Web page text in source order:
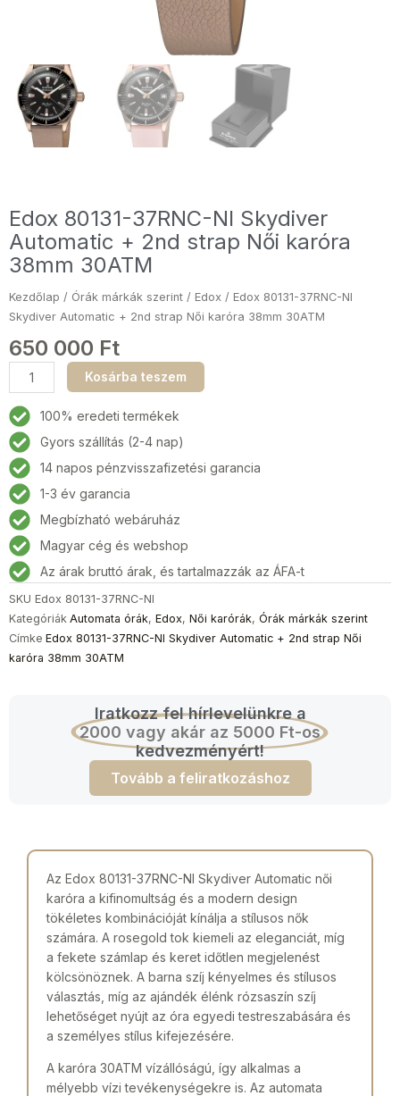
Edox 80131-37RNC-NI Skydiver
Automatic + 2nd strap Női karóra
38mm 30ATM
Kezdőlap / Órák márkák szerint / Edox / Edox 80131-37RNC-NI
Skydiver Automatic + 2nd strap Női karóra 38mm 30ATM
650 000 Ft
Edox
80131-
37RNC-
NI
Skydiver
Automatic
+
2nd
strap
Női
karóra
38mm
30ATM
mennyiség
Kosárba teszem
100% eredeti termékek
Gyors szállítás (2-4 nap)
14 napos pénzvisszafizetési garancia
1-3 év garancia
Megbízható webáruház
Magyar cég és webshop
Az árak bruttó árak, és tartalmazzák az ÁFA-t
SKU Edox 80131-37RNC-NI
Kategóriák Automata órák, Edox, Női karórák, Órák márkák szerint
Címke Edox 80131-37RNC-NI Skydiver Automatic + 2nd strap Női
karóra 38mm 30ATM
Iratkozz fel hírlevelünkre a
2000 vagy akár az 5000 Ft-os
kedvezményért!
Tovább a feliratkozáshoz
Az Edox 80131-37RNC-NI Skydiver Automatic női
karóra a kifinomultság és a modern design
tökéletes kombinációját kínálja a stílusos nők
számára. A rosegold tok kiemeli az eleganciát, míg
a fekete számlap és keret időtlen megjelenést
kölcsönöznek. A barna szíj kényelmes és stílusos
választás, míg az ajándék élénk rózsaszín szíj
lehetőséget nyújt az óra egyedi testreszabására és
a személyes stílus kifejezésére.
A karóra 30ATM vízállóságú, így alkalmas a
mélyebb vízi tevékenységekre is. Az automata